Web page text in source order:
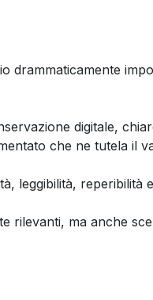
digitale,
che ne tutela il
leggibilità, reperibilità
ma anche